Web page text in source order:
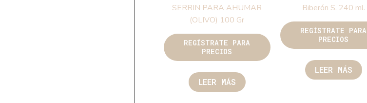
SERRIN PARA AHUMAR
(OLIVO) 100 Gr
REGÍSTRATE PARA
PRECIOS
LEER MÁS
Biberón S. 240 ml.
REGÍSTRATE PARA
PRECIOS
LEER MÁS